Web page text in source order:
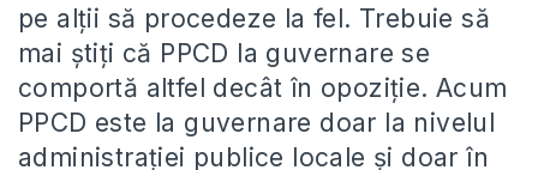
pe alţii să procedeze la fel. Trebuie să
mai ştiţi că PPCD la guvernare se
comportă altfel decât în opoziţie. Acum
PPCD este la guvernare doar la nivelul
administraţiei publice locale şi doar în